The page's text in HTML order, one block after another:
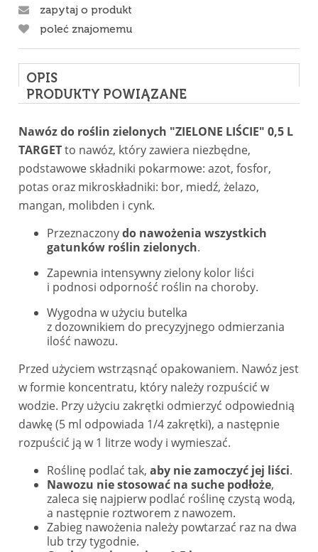
zapytaj o produkt
poleć znajomemu
OPIS
PRODUKTY POWIĄZANE
Nawóz do roślin zielonych "ZIELONE LIŚCIE" 0,5 L
TARGETto nawóz, który zawiera niezbędne,
podstawowe składniki pokarmowe: azot, fosfor,
potas oraz mikroskładniki: bor, miedź, żelazo,
mangan, molibden i cynk.
Przeznaczonydo nawożenia wszystkich
gatunków roślin zielonych.
Zapewnia intensywny zielony kolor liści
i podnosi odporność roślin na choroby.
Wygodna w użyciu butelka
z dozownikiem do precyzyjnego odmierzania
ilość nawozu.
Przed użyciem wstrząsnąć opakowaniem. Nawóz jest
w formie koncentratu, który należy rozpuścić w
wodzie. Przy użyciu zakrętki odmierzyć odpowiednią
dawkę (5 ml odpowiada 1/4 zakrętki), a następnie
rozpuścić ją w 1 litrze wody i wymieszać.
Roślinę podlać tak, aby nie zamoczyć jej liści.
Nawozu nie stosować na suche podłoże,
zaleca się najpierw podlać roślinę czystą wodą,
a następnie roztworem z nawozem.
Zabieg nawożenia należy powtarzać raz na dwa
lub trzy tygodnie.